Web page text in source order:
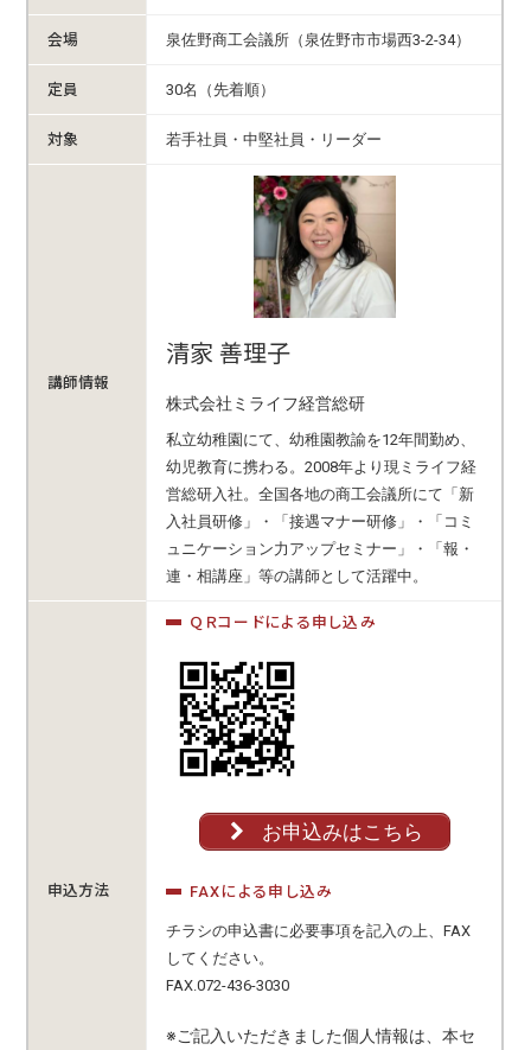
会場 泉佐野商工会議所（泉佐野市市場西3-2-34）
定員 30名（先着順）
対象 若手社員・中堅社員・リーダー
講師情報
清家 善理子
株式会社ミライフ経営総研
私立幼稚園にて、幼稚園教諭を12年間勤め、
幼児教育に携わる。2008年より現ミライフ経
営総研入社。全国各地の商工会議所にて「新
入社員研修」・「接遇マナー研修」・「コミ
ュニケーション力アップセミナー」・「報・
連・相講座」等の講師として活躍中。
申込方法
ＱＲコードによる申し込み
お申込みはこちら
FAXによる申し込み
チラシの申込書に必要事項を記入の上、FAX
してください。
FAX.072-436-3030
※ご記入いただきました個人情報は、本セ